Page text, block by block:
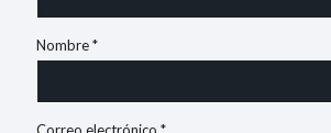
Nombre*